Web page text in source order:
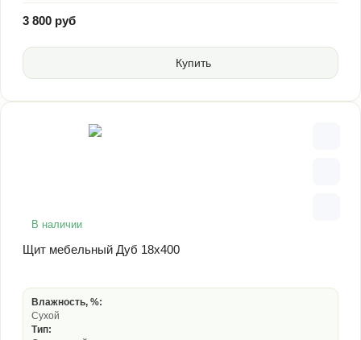
3 800 руб
Купить
В наличии
Щит мебельный Дуб 18х400
Влажность, %:
Сухой
Тип: